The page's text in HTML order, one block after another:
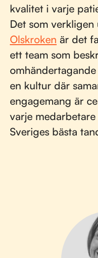
kvalitet i varje
Det som verkligen
Olskroken är det
ett team som
en kultur där
engagemang är
varje
Sveriges bästa